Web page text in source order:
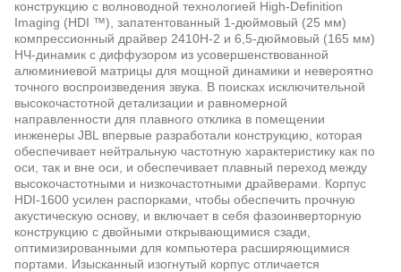
конструкцию с волноводной технологией High-Definition
Imaging (HDI ™), запатентованный 1-дюймовый (25 мм)
компрессионный драйвер 2410H-2 и 6,5-дюймовый (165 мм)
НЧ-динамик с диффузором из усовершенствованной
алюминиевой матрицы для мощной динамики и невероятно
точного воспроизведения звука. В поисках исключительной
высокочастотной детализации и равномерной
направленности для плавного отклика в помещении
инженеры JBL впервые разработали конструкцию, которая
обеспечивает нейтральную частотную характеристику как по
оси, так и вне оси, и обеспечивает плавный переход между
высокочастотными и низкочастотными драйверами. Корпус
HDI-1600 усилен распорками, чтобы обеспечить прочную
акустическую основу, и включает в себя фазоинверторную
конструкцию с двойными открывающимися сзади,
оптимизированными для компьютера расширяющимися
портами. Изысканный изогнутый корпус отличается